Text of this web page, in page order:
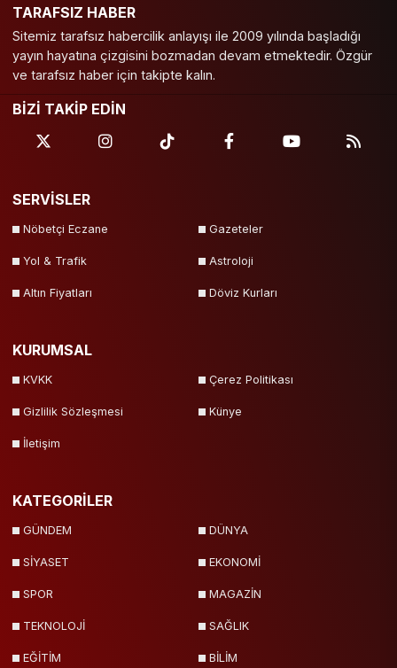
TARAFSIZ HABER
Sitemiz tarafsız habercilik anlayışı ile 2009 yılında başladığı
yayın hayatına çizgisini bozmadan devam etmektedir. Özgür
ve tarafsız haber için takipte kalın.
BİZİ TAKİP EDİN
SERVİSLER
Nöbetçi Eczane Gazeteler
Yol & Trafik Astroloji
Altın Fiyatları Döviz Kurları
KURUMSAL
KVKK Çerez Politikası
Gizlilik Sözleşmesi Künye
İletişim
KATEGORİLER
GÜNDEM DÜNYA
SİYASET EKONOMİ
SPOR MAGAZİN
TEKNOLOJİ SAĞLIK
EĞİTİM BİLİM